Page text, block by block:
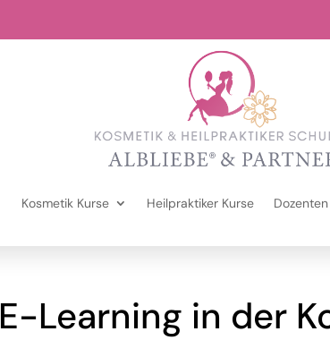
Kosmetik Kurse Heilpraktiker Kurse Dozenten
E-Learning in der